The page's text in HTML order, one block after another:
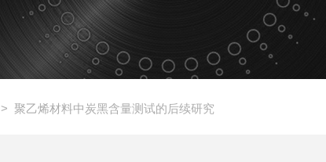
> 聚乙烯材料中炭黑含量测试的后续研究